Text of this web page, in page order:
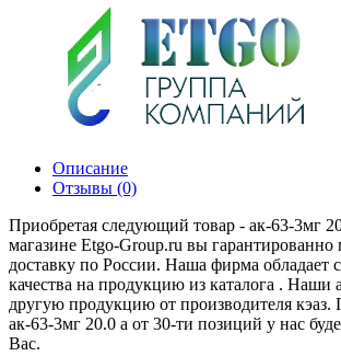
Описание
Отзывы (0)
Приобретая следующий товар - ак-63-3мг
магазине Etgo-Group.ru вы
доставку по России. Наша фирма обладает
качества на продукцию из каталога . Наши
другую продукцию от производителя кэаз.
ак-63-3мг 20.0 а от 30-ти позиций у нас
Вас.